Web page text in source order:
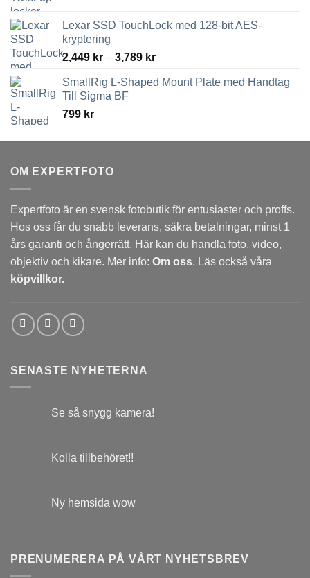
Lexar SSD TouchLock med 128-bit AES-
kryptering
2,449 kr – 3,789 krPrisintervall:
till
SmallRig L-Shaped Mount Plate med Handtag
Till Sigma BF
799 kr
OM EXPERTFOTO
Expertfoto är en svensk fotobutik för entusiaster och proffs.
Hos oss får du snabb leverans, säkra betalningar, minst 1
års garanti och ångerrätt. Här kan du handla foto, video,
objektiv och kikare. Mer info: Om oss. Läs också våra
köpvillkor.
SENASTE NYHETERNA
Se så snygg kamera!
Kolla tillbehöret!!
Ny hemsida wow
PRENUMERERA PÅ VÅRT NYHETSBREV